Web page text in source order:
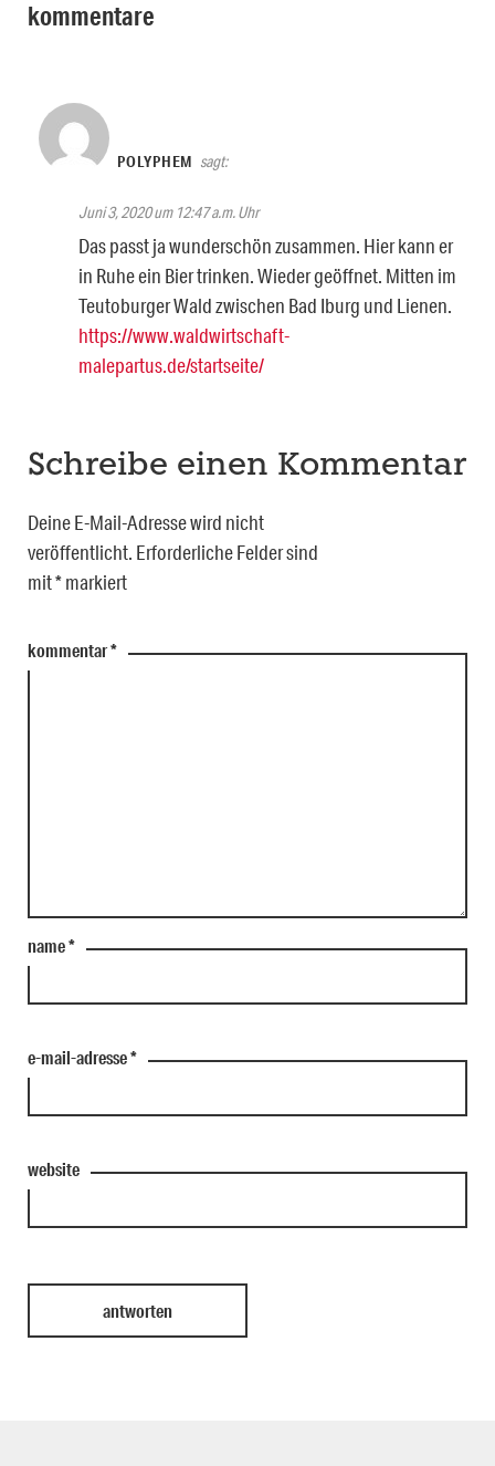
kommentare
POLYPHEM sagt:
Juni 3, 2020 um 12:47 a.m. Uhr
Das passt ja wunderschön zusammen. Hier kann er
in Ruhe ein Bier trinken. Wieder geöffnet. Mitten im
Teutoburger Wald zwischen Bad Iburg und Lienen.
https://www.waldwirtschaft-
malepartus.de/startseite/
Schreibe einen Kommentar
Deine E-Mail-Adresse wird nicht
veröffentlicht. Erforderliche Felder sind
mit*markiert
kommentar*
name*
e-mail-adresse*
website